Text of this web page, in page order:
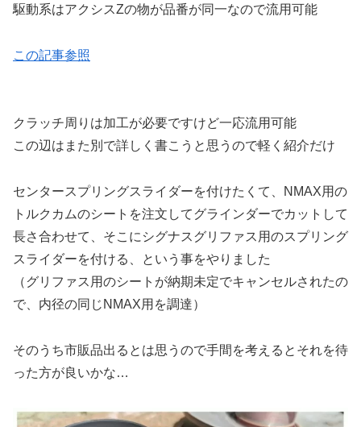
駆動系はアクシスZの物が品番が同一なので流用可能
この記事参照
クラッチ周りは加工が必要ですけど一応流用可能
この辺はまた別で詳しく書こうと思うので軽く紹介だけ
センタースプリングスライダーを付けたくて、NMAX用の
トルクカムのシートを注文してグラインダーでカットして
長さ合わせて、そこにシグナスグリファス用のスプリング
スライダーを付ける、という事をやりました
（グリファス用のシートが納期未定でキャンセルされたの
で、内径の同じNMAX用を調達）
そのうち市販品出るとは思うので手間を考えるとそれを待
った方が良いかな…